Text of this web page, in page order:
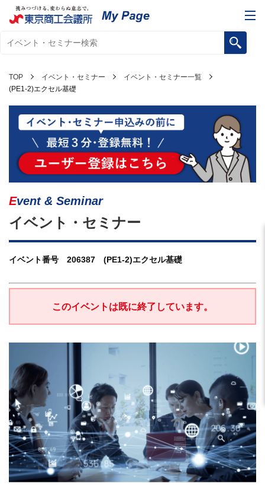
TOP イベント・セミナー
イベント・セミナー一覧
(PE1-2)エクセル基礎
Event & Seminar
イベント・セミナー
イベント番号 206387 (PE1-2)エクセル基礎
このイベントは既に終了しています。